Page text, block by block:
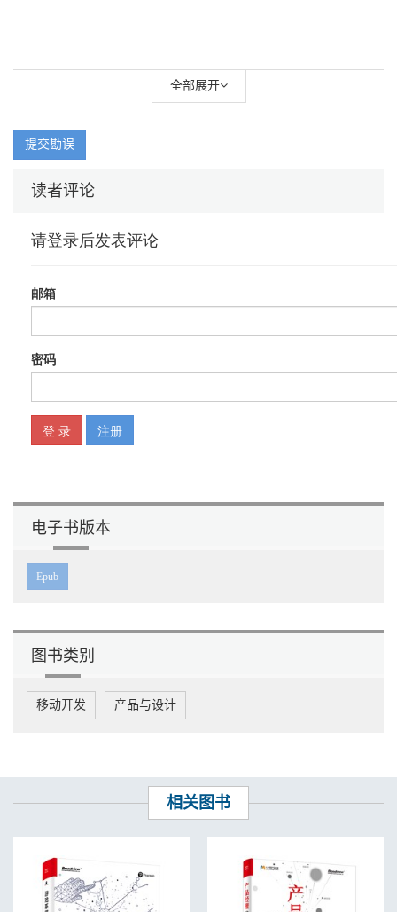
全部展开
提交勘误
读者评论
电子书版本
Epub
图书类别
移动开发 产品与设计
相关图书